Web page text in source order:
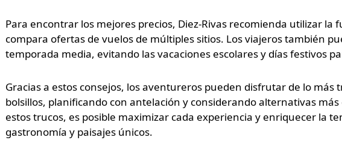
Para encontrar los mejores precios, Diez-Rivas recomienda utilizar la
compara ofertas de vuelos de múltiples sitios. Los viajeros también
temporada media, evitando las vacaciones escolares y días festivos
Gracias a estos consejos, los aventureros pueden disfrutar de lo más
bolsillos, planificando con antelación y considerando alternativas más
estos trucos, es posible maximizar cada experiencia y enriquecer la
gastronomía y paisajes únicos.